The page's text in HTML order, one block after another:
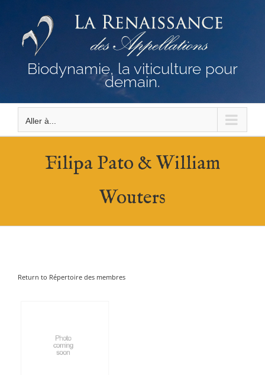
contenu
Biodynamie, la viticulture pour
demain.
Aller à...
Filipa Pato & William
Wouters
Return to Répertoire des membres